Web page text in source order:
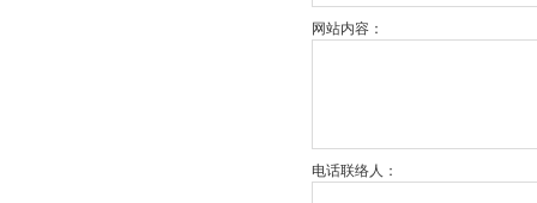
网站内容：
电话联络人：